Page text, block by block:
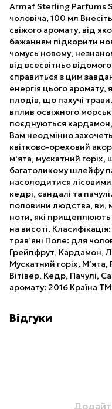
Armaf Sterling Parfums
чоловіча, 100 мл
свіжого аромату, від
бажанням підкорити
чомусь новому,
від всесвітньо
справиться з цим
енергія цього аромату,
плодів, що пахучі
вплив освіжного
поєднуються
Вам неодмінно
квітково-ореховий
м'ята, мускатний
багатоликому шлейфу
насолодитися
кедрі, сандалі та
половини людства, ви,
ноти, які прищеплюють
на висоті.
трав’яні Поле: для
Грейпфрут, Кардамон,
Мускатний горіх,
Вітівер, Кедр, Пачулі,
аромату: 2016 Країна
Відгуки